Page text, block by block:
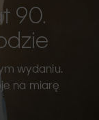
90.
wydaniu.
na miarę